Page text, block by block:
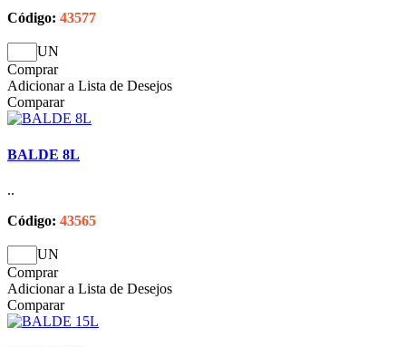
Código: 43577
UN
Comprar
Adicionar a Lista de Desejos
Comparar
BALDE 8L
..
Código: 43565
UN
Comprar
Adicionar a Lista de Desejos
Comparar